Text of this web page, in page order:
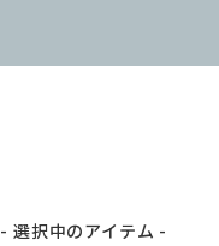
- 選択中のアイテム -